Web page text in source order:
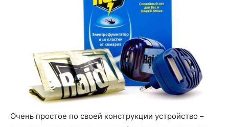
Очень простое по своей конструкции устройство –